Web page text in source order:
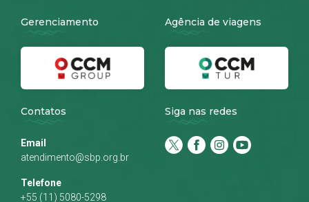
Gerenciamento Agência de viagens
Contatos
Email
atendimento@sbp.org.br
Telefone
+55 (11) 5080-5298
Siga nas redes